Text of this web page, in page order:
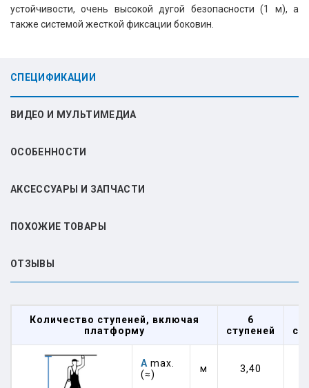
устойчивости, очень высокой дугой безопасности (1 м), а
также системой жесткой фиксации боковин.
СПЕЦИФИКАЦИИ
ВИДЕО И МУЛЬТИМЕДИА
ОСОБЕННОСТИ
АКСЕССУАРЫ И ЗАПЧАСТИ
ПОХОЖИЕ ТОВАРЫ
ОТЗЫВЫ
Количество ступеней, включая
платформу
6
ступеней
А max.
(≈)
м 3,40